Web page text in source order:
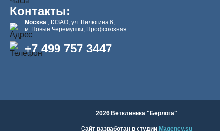
Контакты:
Москва , ЮЗАО, ул. Пилюгина 6,
м. Новые Черемушки, Профсоюзная
+7 499 757 3447
2026 Ветклиника "Берлога"
Сайт разработан в студии Magency.su